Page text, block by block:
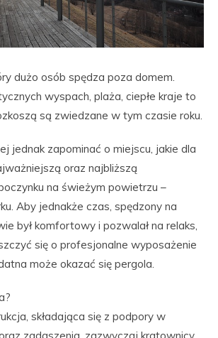
dużo osób spędza poza domem.
wyspach, plaża, ciepłe kraje to
są zwiedzane w tym czasie roku.
jednak zapominać o miejscu, jakie dla
oraz najbliższą
na świeżym powietrzu –
Aby jednakże czas, spędzony na
był komfortowy i pozwalał na relaks,
się o profesjonalne wyposażenie
może okazać się pergola.
składająca się z podpory w